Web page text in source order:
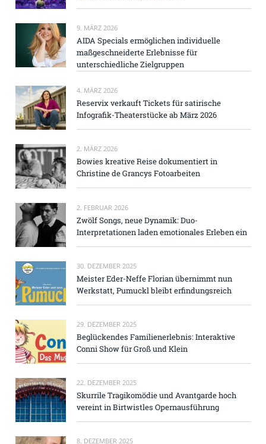
9. MÄRZ 2026
AIDA Specials ermöglichen individuelle
maßgeschneiderte Erlebnisse für
unterschiedliche Zielgruppen
4. MÄRZ 2026
Reservix verkauft Tickets für satirische
Infografik-Theaterstücke ab März 2026
2. MÄRZ 2026
Bowies kreative Reise dokumentiert in
Christine de Grancys Fotoarbeiten
2. FEBRUAR 2026
Zwölf Songs, neue Dynamik: Duo-
Interpretationen laden emotionales Erleben ein
30. DEZEMBER 2025
Meister Eder-Neffe Florian übernimmt nun
Werkstatt, Pumuckl bleibt erfindungsreich
29. DEZEMBER 2025
Beglückendes Familienerlebnis: Interaktive
Conni Show für Groß und Klein
22. DEZEMBER 2025
Skurrile Tragikomödie und Avantgarde hoch
vereint in Birtwistles Opernausführung
8. DEZEMBER 2025